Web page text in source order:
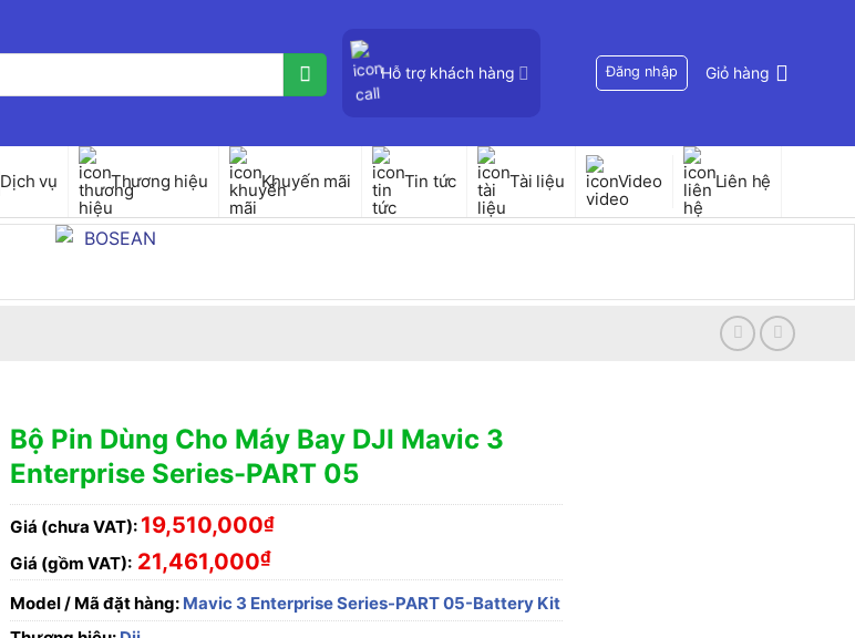
Hỗ trợ khách hàng Đăng nhập Giỏ hàng
Dịch vụ Thương hiệu Khuyến mãi Tin tức Tài liệu Video Liên hệ
Bộ Pin Dùng Cho Máy Bay DJI Mavic 3
Enterprise Series-PART 05
Giá (chưa VAT): 19,510,000₫
Giá (gồm VAT): 21,461,000₫
Model / Mã đặt hàng: Mavic 3 Enterprise Series-PART 05-Battery Kit